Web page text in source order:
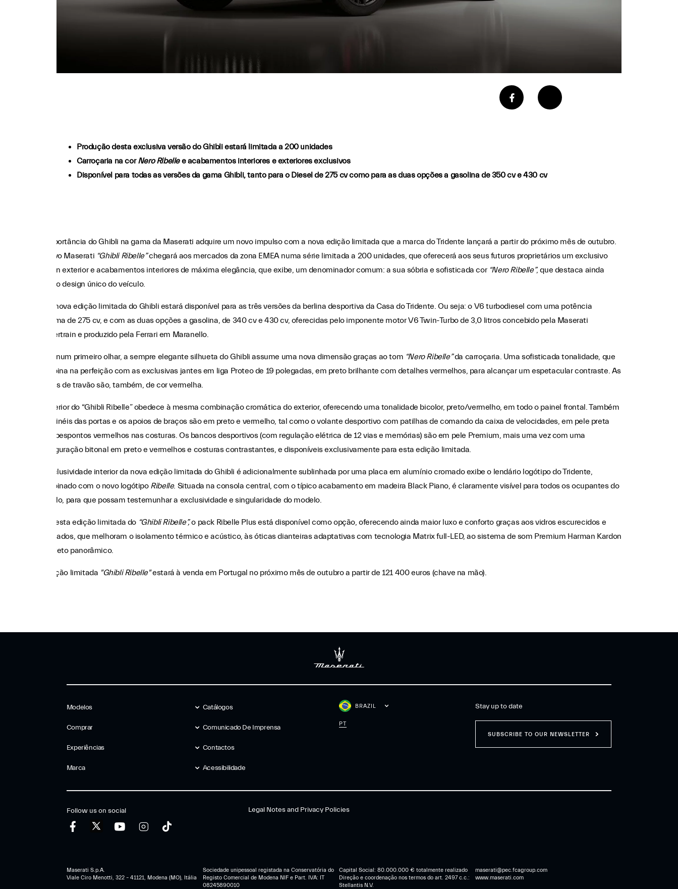
Produção desta exclusiva versão do Ghibli estará limitada a 200 unidades
Carroçaria na corNero Ribellee acabamentos interiores e exteriores exclusivos
Disponível para todas as versões da gama Ghibli, tanto para o Diesel de 275 cv como para as duas opções a gasolina de 350 cv e 430 cv
A importância do Ghibli na gama da Maserati adquire um novo impulso com a nova edição limitada que a marca do Tridente lançará a partir do próximo mês de outubro.
O novo Maserati “Ghibli Ribelle”chegará aos mercados da zona EMEA numa série limitada a 200 unidades, que oferecerá aos seus futuros proprietários um exclusivo
design exterior e acabamentos interiores de máxima elegância, que exibe, um denominador comum: a sua sóbria e sofisticada cor “Nero Ribelle”, que destaca ainda
mais o design único do veículo.
Esta nova edição limitada do Ghibli estará disponível para as três versões da berlina desportiva da Casa do Tridente. Ou seja: o V6 turbodiesel com uma potência
máxima de 275 cv, e com as duas opções a gasolina, de 340 cv e 430 cv, oferecidas pelo imponente motor V6 Twin-Turbo de 3,0 litros concebido pela Maserati
Powertrain e produzido pela Ferrari em Maranello.
Logo num primeiro olhar, a sempre elegante silhueta do Ghibli assume uma nova dimensão graças ao tom “Nero Ribelle”da carroçaria. Uma sofisticada tonalidade, que
combina na perfeição com as exclusivas jantes em liga Proteo de 19 polegadas, em preto brilhante com detalhes vermelhos, para alcançar um espetacular contraste. As
pinças de travão são, também, de cor vermelha.
O interior do “Ghibli Ribelle” obedece à mesma combinação cromática do exterior, oferecendo uma tonalidade bicolor, preto/vermelho, em todo o painel frontal. Também
os painéis das portas e os apoios de braços são em preto e vermelho, tal como o volante desportivo com patilhas de comando da caixa de velocidades, em pele preta
com pespontos vermelhos nas costuras. Os bancos desportivos (com regulação elétrica de 12 vias e memórias) são em pele Premium, mais uma vez com uma
configuração bitonal em preto e vermelhos e costuras contrastantes, e disponíveis exclusivamente para esta edição limitada.
A exclusividade interior da nova edição limitada do Ghibli é adicionalmente sublinhada por uma placa em alumínio cromado exibe o lendário logótipo do Tridente,
combinado com o novo logótipo Ribelle. Situada na consola central, com o típico acabamento em madeira Black Piano, é claramente visível para todos os ocupantes do
veículo, para que possam testemunhar a exclusividade e singularidade do modelo.
Para esta edição limitada do “Ghibli Ribelle”,o pack Ribelle Plus está disponível como opção, oferecendo ainda maior luxo e conforto graças aos vidros escurecidos e
laminados, que melhoram o isolamento térmico e acústico, às óticas dianteiras adaptativas com tecnologia Matrix full-LED, ao sistema de som Premium Harman Kardon
e ao teto panorâmico.
A edição limitada "Ghibli Ribelle"estará à venda em Portugal no próximo mês de outubro a partir de 121 400 euros (chave na mão).
Modelos
Comprar
Experiências
Marca
Catálogos
Comunicado De Imprensa
Contactos
Acessibilidade
BRAZIL
PT
Stay up to date
SUBSCRIBE TO OUR NEWSLETTER
Follow us on social Legal Notes and Privacy Policies
Maserati S.p.A.
Viale Ciro Menotti, 322 – 41121, Modena (MO), Itália
Sociedade unipessoal registada na Conservatória do
Registo Comercial de Modena NIF e Part. IVA: IT
08245890010
Capital Social: 80.000.000 € totalmente realizado
Direção e coordenação nos termos do art. 2497 c.c.:
Stellantis N.V.
maserati@pec.fcagroup.com
www.maserati.com